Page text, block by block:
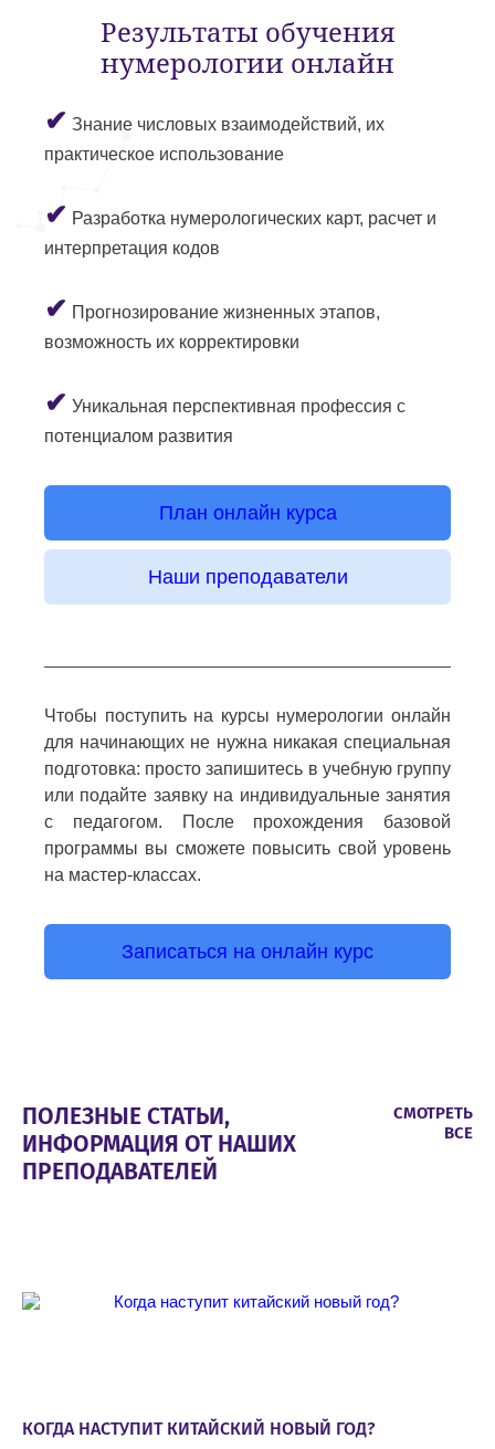
Результаты обучения
нумерологии онлайн
✔ Знание числовых взаимодействий, их
практическое использование
✔ Разработка нумерологических карт, расчет и
интерпретация кодов
✔ Прогнозирование жизненных этапов,
возможность их корректировки
✔ Уникальная перспективная профессия с
потенциалом развития
План онлайн курса
Наши преподаватели
Чтобы поступить на курсы нумерологии онлайн
для начинающих не нужна никакая специальная
подготовка: просто запишитесь в учебную группу
или подайте заявку на индивидуальные занятия
с педагогом. После прохождения базовой
программы вы сможете повысить свой уровень
на мастер-классах.
Записаться на онлайн курс
ПОЛЕЗНЫЕ СТАТЬИ,
ИНФОРМАЦИЯ ОТ НАШИХ
ПРЕПОДАВАТЕЛЕЙ
СМОТРЕТЬ
ВСЕ
КОГДА НАСТУПИТ КИТАЙСКИЙ НОВЫЙ ГОД?